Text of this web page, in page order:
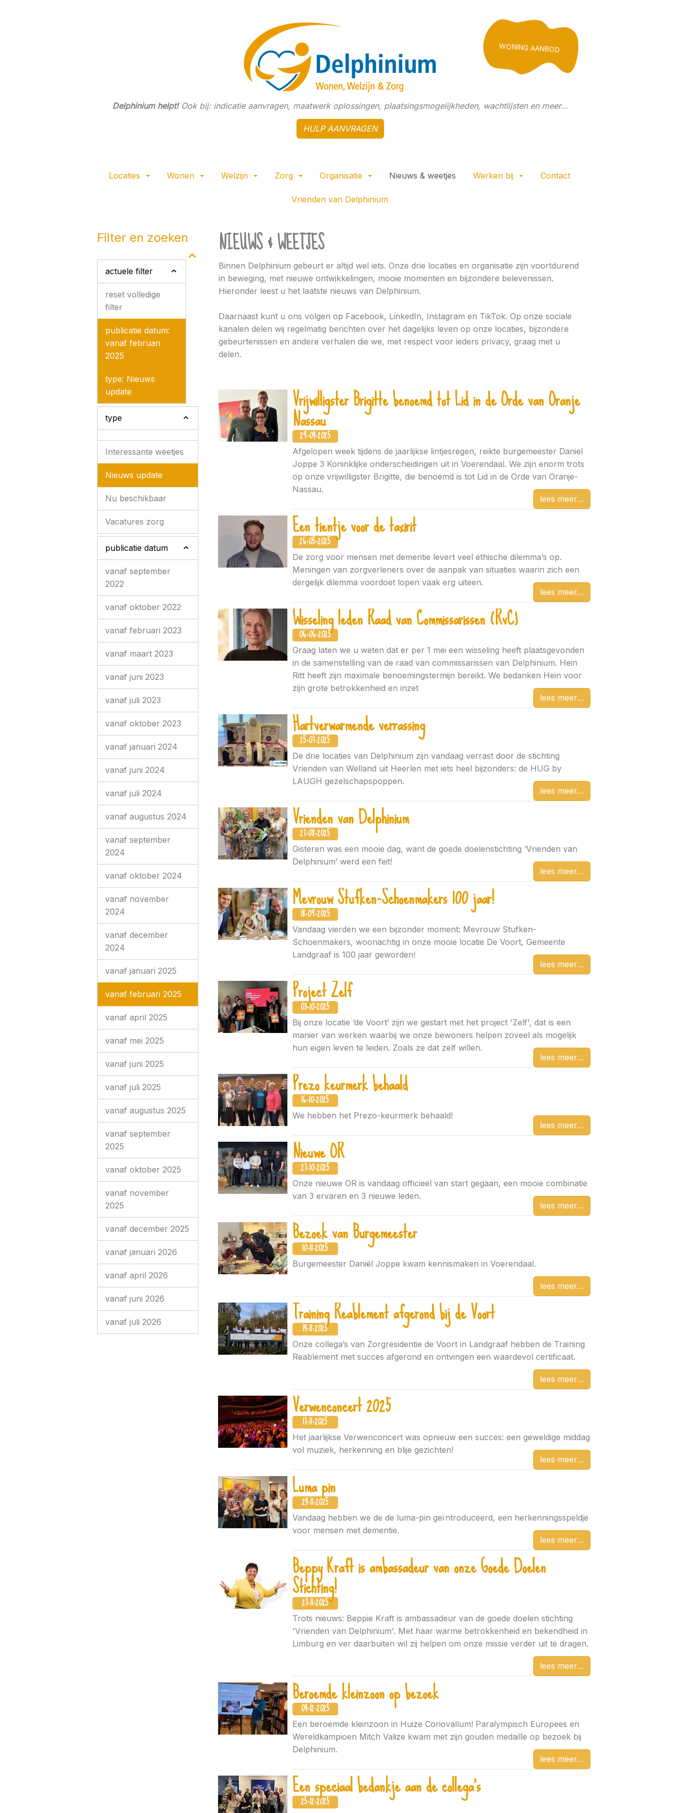
WONING AANBOD
Delphinium helpt! Ook bij: indicatie aanvragen, maatwerk oplossingen, plaatsingsmogelijkheden, wachtlijsten en meer...
HULP AANVRAGEN
Locaties Wonen Welzijn Zorg Organisatie Nieuws & weetjes Werken bij Contact
Vrienden van Delphinium
filter en zoeken
actuele filter
reset volledige
filter
publicatie datum:
vanaf februari
2025
type: Nieuws
update
type
Interessante weetjes
Nieuws update
Nu beschikbaar
Vacatures zorg
publicatie datum
vanaf september
2022
vanaf oktober 2022
vanaf februari 2023
vanaf maart 2023
vanaf juni 2023
vanaf juli 2023
vanaf oktober 2023
vanaf januari 2024
vanaf juni 2024
vanaf juli 2024
vanaf augustus 2024
vanaf september
2024
vanaf oktober 2024
vanaf november
2024
vanaf december
2024
vanaf januari 2025
vanaf februari 2025
vanaf april 2025
vanaf mei 2025
vanaf juni 2025
vanaf juli 2025
vanaf augustus 2025
vanaf september
2025
vanaf oktober 2025
vanaf november
2025
vanaf december 2025
vanaf januari 2026
vanaf april 2026
vanaf juni 2026
vanaf juli 2026
NIEUWS & WEETJES
Binnen Delphinium gebeurt er altijd wel iets. Onze drie locaties en organisatie zijn voortdurend
in beweging, met nieuwe ontwikkelingen, mooie momenten en bijzondere belevenissen.
Hieronder leest u het laatste nieuws van Delphinium.
Daarnaast kunt u ons volgen op Facebook, LinkedIn, Instagram en TikTok. Op onze sociale
kanalen delen wij regelmatig berichten over het dagelijks leven op onze locaties, bijzondere
gebeurtenissen en andere verhalen die we, met respect voor ieders privacy, graag met u
delen.
Vrijwilligster Brigitte benoemd tot Lid in de Orde van Oranje
Nassau
29-04-2025
Afgelopen week tijdens de jaarlijkse lintjesregen, reikte burgemeester Daniel
Joppe 3 Koninklijke onderscheidingen uit in Voerendaal. We zijn enorm trots
op onze vrijwilligster Brigitte, die benoemd is tot Lid in de Orde van Oranje-
Nassau.
lees meer
Een tientje voor de taxirit
26-05-2025
De zorg voor mensen met dementie levert veel ethische dilemma’s op.
Meningen van zorgverleners over de aanpak van situaties waarin zich een
dergelijk dilemma voordoet lopen vaak erg uiteen.
lees meer
Wisseling leden Raad van Commissarissen (RvC)
06-06-2025
Graag laten we u weten dat er per 1 mei een wisseling heeft plaatsgevonden
in de samenstelling van de raad van commissarissen van Delphinium. Hein
Ritt heeft zijn maximale benoemingstermijn bereikt. We bedanken Hein voor
zijn grote betrokkenheid en inzet
lees meer
Hartverwarmende verrassing
25-07-2025
De drie locaties van Delphinium zijn vandaag verrast door de stichting
Vrienden van Welland uit Heerlen met iets heel bijzonders: de HUG by
LAUGH gezelschapspoppen.
lees meer
Vrienden van Delphinium
27-08-2025
Gisteren was een mooie dag, want de goede doelenstichting ‘Vrienden van
Delphinium’ werd een feit!
lees meer
Mevrouw Stufken-Schoenmakers 100 jaar!
18-09-2025
Vandaag vierden we een bijzonder moment: Mevrouw Stufken-
Schoenmakers, woonachtig in onze mooie locatie De Voort, Gemeente
Landgraaf is 100 jaar geworden!
lees meer
Project Zelf
03-10-2025
Bij onze locatie ‘de Voort’ zijn we gestart met het project 'Zelf', dat is een
manier van werken waarbij we onze bewoners helpen zoveel als mogelijk
hun eigen leven te leiden. Zoals ze dat zelf willen.
lees meer
Prezo keurmerk behaald
16-10-2025
We hebben het Prezo-keurmerk behaald!
lees meer
Nieuwe OR
27-10-2025
Onze nieuwe OR is vandaag officieel van start gegaan, een mooie combinatie
van 3 ervaren en 3 nieuwe leden.
lees meer
Bezoek van Burgemeester
10-11-2025
Burgemeester Daniël Joppe kwam kennismaken in Voerendaal.
lees meer
Training Reablement afgerond bij de Voort
14-11-2025
Onze collega’s van Zorgresidentie de Voort in Landgraaf hebben de Training
Reablement met succes afgerond en ontvingen een waardevol certificaat.
lees meer
Verwenconcert 2025
17-11-2025
Het jaarlijkse Verwenconcert was opnieuw een succes: een geweldige middag
vol muziek, herkenning en blije gezichten!
lees meer
Luma pin
24-11-2025
Vandaag hebben we de de luma-pin geïntroduceerd, een herkenningsspeldje
voor mensen met dementie.
lees meer
Beppy Kraft is ambassadeur van onze Goede Doelen
Stichting!
27-11-2025
Trots nieuws: Beppie Kraft is ambassadeur van de goede doelen stichting
'Vrienden van Delphinium'. Met haar warme betrokkenheid en bekendheid in
Limburg en ver daarbuiten wil zij helpen om onze missie verder uit te dragen.
lees meer
Beroemde kleinzoon op bezoek
04-12-2025
Een beroemde kleinzoon in Huize Coriovallum! Paralympisch Europees en
Wereldkampioen Mitch Valize kwam met zijn gouden medaille op bezoek bij
Delphinium.
lees meer
Een speciaal bedankje aan de collega's
25-12-2025